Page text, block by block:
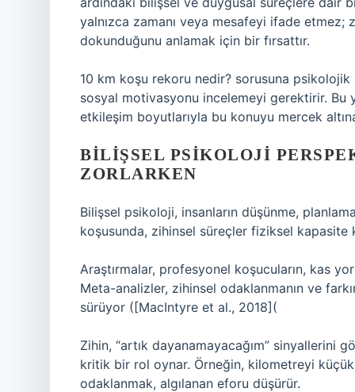
yalnızca zamanı veya mesafeyi ifade etmez;
dokunduğunu anlamak için bir fırsattır.
10 km koşu rekoru nedir? sorusuna psikolojik
sosyal motivasyonu incelemeyi gerektirir. Bu
etkileşim boyutlarıyla bu konuyu mercek
BILIŞSEL PSIKOLOJI
ZORLARKEN
Bilişsel psikoloji, insanların düşünme,
koşusunda, zihinsel süreçler fiziksel kapasite
Araştırmalar, profesyonel koşucuların, kas
Meta-analizler, zihinsel odaklanmanın ve
sürüyor ([MacIntyre et al., 2018](
Zihin, “artık dayanamayacağım” sinyallerini
kritik bir rol oynar. Örneğin, kilometreyi
odaklanmak, algılanan eforu düşürür.